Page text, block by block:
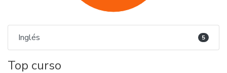
Inglés 5
Top curso